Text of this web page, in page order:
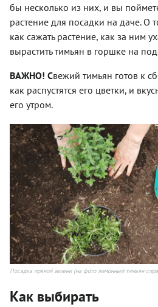
бы несколько из них, и вы
растение для посадки на даче. О
как сажать растение, как за ним
вырастить тимьян в горшке на
ВАЖНО! Свежий тимьян готов к
как распустятся его цветки, и
его утром.
Посадка пряной зелени (на фото лимонный тимьян
Как выбирать